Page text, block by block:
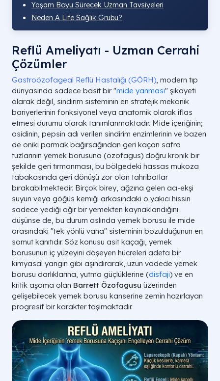
Yaşam Boyu Sürecek Uzman Tavsiyeleri
Neden A Life Sağlık Grubu?
Reflü Ameliyatı - Uzman Cerrahi
Çözümler
Gastroözofageal Reflü Hastalığı (GÖRH), modern tıp
dünyasında sadece basit bir "mide yanması" şikayeti
olarak değil, sindirim sisteminin en stratejik mekanik
bariyerlerinin fonksiyonel veya anatomik olarak iflas
etmesi durumu olarak tanımlanmaktadır. Mide içeriğinin;
asidinin, pepsin adı verilen sindirim enzimlerinin ve bazen
de oniki parmak bağırsağından geri kaçan safra
tuzlarının yemek borusuna (özofagus) doğru kronik bir
şekilde geri tırmanması, bu bölgedeki hassas mukoza
tabakasında geri dönüşü zor olan tahribatlar
bırakabilmektedir. Birçok birey, ağzına gelen acı-ekşi
suyun veya göğüs kemiği arkasındaki o yakıcı hissin
sadece yediği ağır bir yemekten kaynaklandığını
düşünse de, bu durum aslında yemek borusu ile mide
arasındaki "tek yönlü vana" sisteminin bozulduğunun en
somut kanıtıdır. Söz konusu asit kaçağı, yemek
borusunun iç yüzeyini döşeyen hücreleri adeta bir
kimyasal yangın gibi aşındırarak, uzun vadede yemek
borusu darlıklarına, yutma güçlüklerine (disfaji) ve en
kritik aşama olan Barrett Özofagusu üzerinden
gelişebilecek yemek borusu kanserine zemin hazırlayan
progresif bir karakter taşımaktadır.